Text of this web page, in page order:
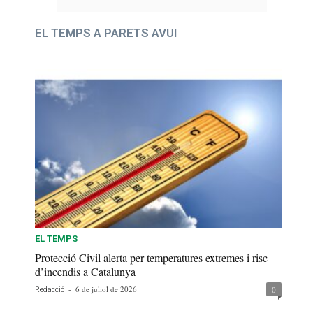
EL TEMPS A PARETS AVUI
EL TEMPS
Protecció Civil alerta per temperatures extremes i risc
d’incendis a Catalunya
Redacció - 6 de juliol de 2026 0